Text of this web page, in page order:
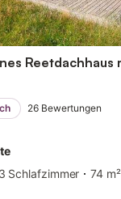
Reetdachhaus
26 Bewertungen
3 Schlafzimmer 74 m²